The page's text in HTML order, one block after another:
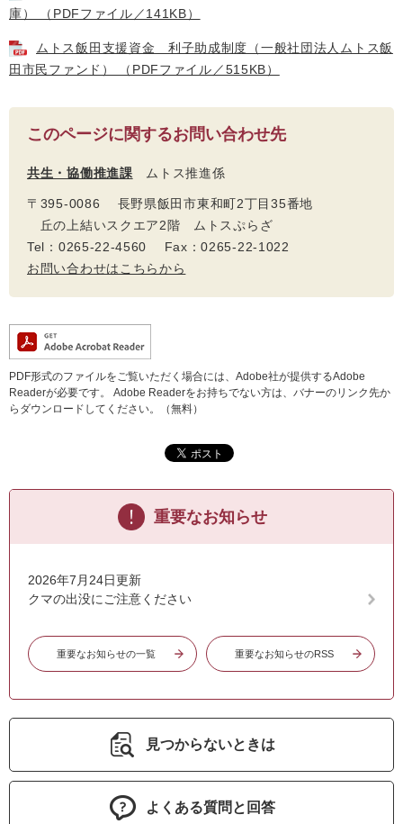
庫） （PDFファイル／141KB）
ムトス飯田支援資金 利子助成制度（一般社団法人ムトス飯
田市民ファンド） （PDFファイル／515KB）
このページに関するお問い合わせ先
共生・協働推進課 ムトス推進係
〒395-0086 長野県飯田市東和町2丁目35番地
丘の上結いスクエア2階 ムトスぷらざ
Tel：0265-22-4560 Fax：0265-22-1022
お問い合わせはこちらから
PDF形式のファイルをご覧いただく場合には、Adobe社が提供するAdobe
Readerが必要です。
Adobe Readerをお持ちでない方は、バナーのリンク先か
らダウンロードしてください。（無料）
重要なお知らせ
2026年7月24日更新
クマの出没にご注意ください
重要なお知らせの一覧 重要なお知らせのRSS
見つからないときは
よくある質問と回答